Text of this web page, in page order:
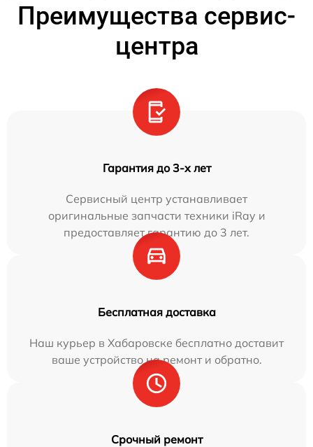
Преимущества сервис-
центра
Гарантия до 3-х лет
Сервисный центр устанавливает
оригинальные запчасти техники iRay и
предоставляет гарантию до 3 лет.
Бесплатная доставка
Наш курьер в Хабаровске бесплатно доставит
ваше устройство на ремонт и обратно.
Срочный ремонт